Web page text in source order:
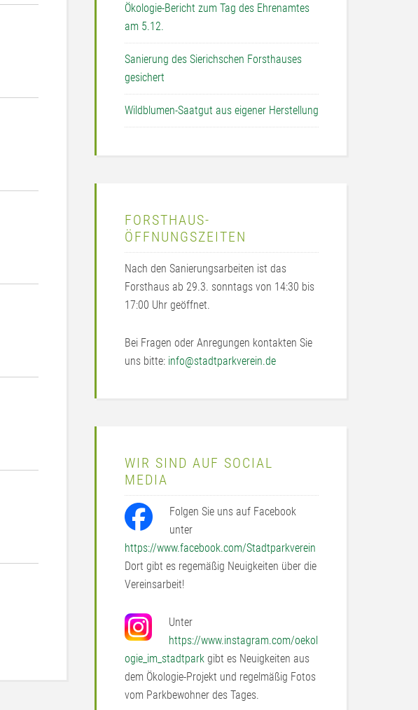
Ökologie-Bericht zum Tag des Ehrenamtes
am 5.12.
Sanierung des Sierichschen Forsthauses
gesichert
Wildblumen-Saatgut aus eigener Herstellung
FORSTHAUS-
ÖFFNUNGSZEITEN
Nach den Sanierungsarbeiten ist das
Forsthaus ab 29.3. sonntags von 14:30 bis
17:00 Uhr geöffnet.
Bei Fragen oder Anregungen kontakten Sie
uns bitte: info@stadtparkverein.de
WIR SIND AUF SOCIAL
MEDIA
Folgen Sie uns auf Facebook
unter
https://www.facebook.com/Stadtparkverein
Dort gibt es regemäßig Neuigkeiten über die
Vereinsarbeit!
Unter
https://www.instagram.com/oekol
ogie_im_stadtpark gibt es Neuigkeiten aus
dem Ökologie-Projekt und regelmäßig Fotos
vom Parkbewohner des Tages.